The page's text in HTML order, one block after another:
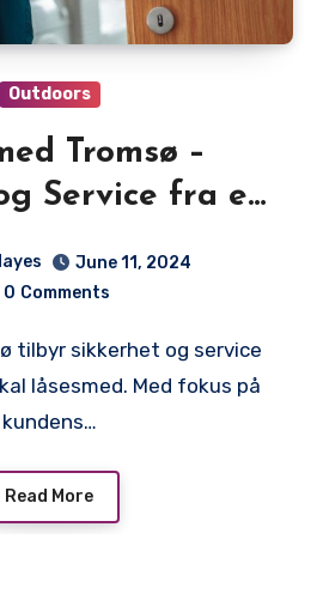
Outdoors
Tromsø –
Service fra en
Låsesmed
June 11, 2024
0 Comments
låsesmed. Med fokus på
kundens…
Read More